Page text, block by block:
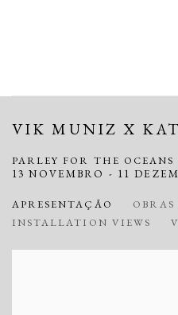
VIK MUNIZ X
PARLEY FOR THE OCEANS
13 NOVEMBRO - 11
APRESENTAÇÃO
OBRAS
INSTALLATION VIEWS